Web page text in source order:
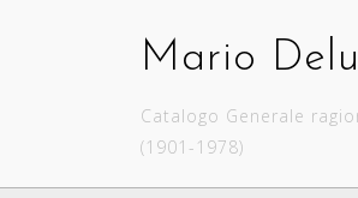
Mario
Catalogo Generale
(1901-1978)